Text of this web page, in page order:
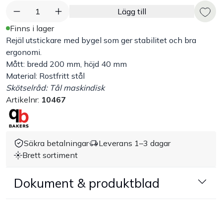
Städutrustning
Arbetskläder
Plåtbyte
Monin
Handla efter bransch
Varumärken
Outlet
1
Lägg till
Finns i lager
Rejäl utstickare med bygel som ger stabilitet och bra
ergonomi.
Mått: bredd 200 mm, höjd 40 mm
Material: Rostfritt stål
Skötselråd: Tål maskindisk
Artikelnr: 10467
Säkra betalningar
Leverans 1–3 dagar
Brett sortiment
Dokument & produktblad